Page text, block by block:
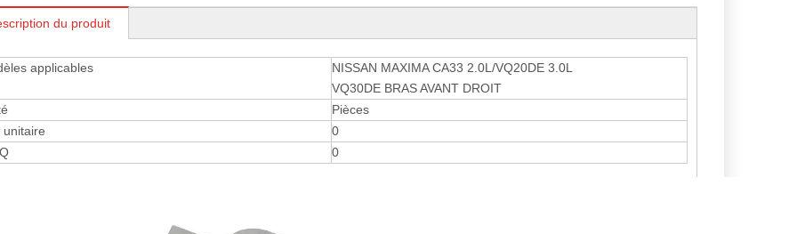
du produit
applicables
NISSAN MAXIMA CA33 2.0L/VQ20DE 3.0L
VQ30DE BRAS AVANT DROIT
Pièces
​​unitaire
0
0